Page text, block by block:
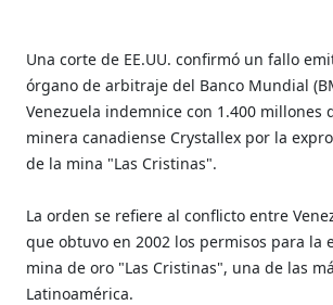
Una corte de EE.UU. confirmó un fallo
órgano de arbitraje del Banco Mundial
Venezuela indemnice con 1.400 millones
minera canadiense Crystallex por la
de la mina "Las Cristinas".
La orden se refiere al conflicto entre
que obtuvo en 2002 los permisos para la
mina de oro "Las Cristinas", una de las
Latinoamérica.